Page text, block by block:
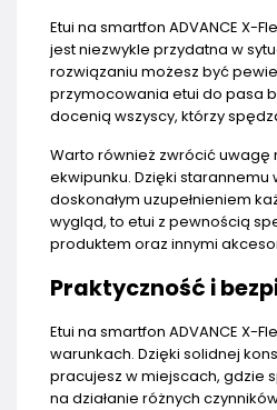
Etui na smartfon ADVANCE X-
jest niezwykle przydatna w
rozwiązaniu możesz być
przymocowania etui do pasa
docenią wszyscy, którzy
Warto również zwrócić uwagę
ekwipunku. Dzięki
doskonałym uzupełnieniem
wygląd, to etui z pewnością
produktem oraz innymi
Praktyczność i
Etui na smartfon ADVANCE X-
warunkach. Dzięki solidnej
pracujesz w miejscach, gdzie
na działanie różnych